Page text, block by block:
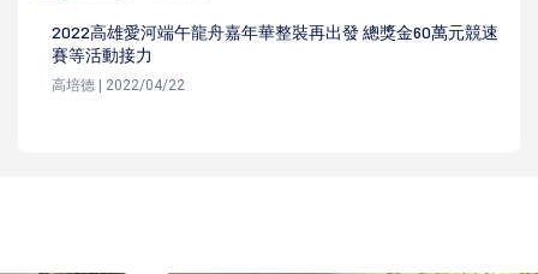
2022高雄愛河端午龍舟嘉年華整裝再出發 總獎金60萬元競速
賽等活動接力
高培德 | 2022/04/22